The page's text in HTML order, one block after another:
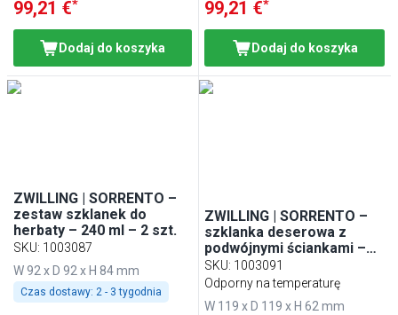
99,21 €*
Dodaj do koszyka
99,21 €*
Dodaj do koszyka
ZWILLING | SORRENTO –
zestaw szklanek do
herbaty – 240 ml – 2 szt.
SKU: 1003087
W 92 x D 92 x H 84 mm
Czas dostawy: 2 - 3 tygodnia
ZWILLING | SORRENTO –
szklanka deserowa z
podwójnymi ściankami –
280 ml – zestaw 2 szt.
SKU: 1003091
Odporny na temperaturę
W 119 x D 119 x H 62 mm